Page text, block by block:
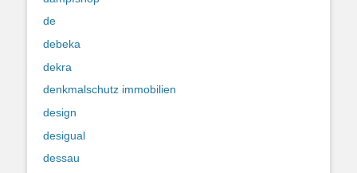
de
debeka
dekra
denkmalschutz immobilien
design
desigual
dessau